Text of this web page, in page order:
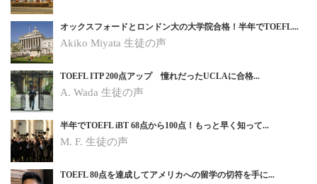
オックスフォードとロンドン大の大学院合格！半年でTOEFL...
Akiko Miyata 生徒の声
TOEFL ITP 200点アップ 憧れだったUCLAに合格...
A. Wada 生徒の声
半年でTOEFL iBT 68点から100点！もっと早く知って...
M. F. 生徒の声
TOEFL 80点を達成してアメリカへの留学の切符を手に...